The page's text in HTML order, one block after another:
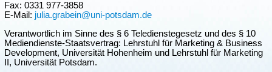
Fax: 0331 977-3858
E-Mail: julia.grabein@uni-potsdam.de
Verantwortlich im Sinne des § 6 Teledienstegesetz und des § 10
Mediendienste-Staatsvertrag: Lehrstuhl für Marketing & Business
Development, Universität Hohenheim und Lehrstuhl für Marketing
II, Universität Potsdam.